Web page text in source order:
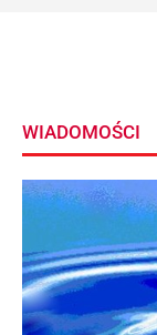
WIADOMOŚCI